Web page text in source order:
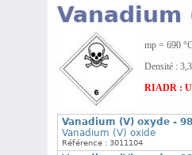
Vanadium
mp = 690
Densité :
RIADR :
Vanadium (V) oxyde -
Vanadium (V) oxide
Référence : 3011104